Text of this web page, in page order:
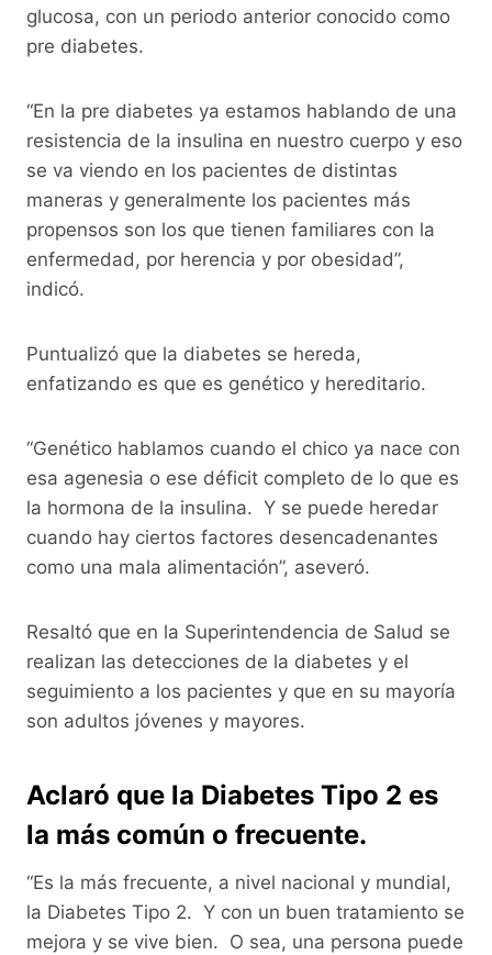
glucosa, con un periodo anterior conocido como
pre diabetes.
“En la pre diabetes ya estamos hablando de una
resistencia de la insulina en nuestro cuerpo y eso
se va viendo en los pacientes de distintas
maneras y generalmente los pacientes más
propensos son los que tienen familiares con la
enfermedad, por herencia y por obesidad”,
indicó.
Puntualizó que la diabetes se hereda,
enfatizando es que es genético y hereditario.
“Genético hablamos cuando el chico ya nace con
esa agenesia o ese déficit completo de lo que es
la hormona de la insulina. Y se puede heredar
cuando hay ciertos factores desencadenantes
como una mala alimentación”, aseveró.
Resaltó que en la Superintendencia de Salud se
realizan las detecciones de la diabetes y el
seguimiento a los pacientes y que en su mayoría
son adultos jóvenes y mayores.
Aclaró que la Diabetes Tipo 2 es
la más común o frecuente.
“Es la más frecuente, a nivel nacional y mundial,
la Diabetes Tipo 2. Y con un buen tratamiento se
mejora y se vive bien. O sea, una persona puede